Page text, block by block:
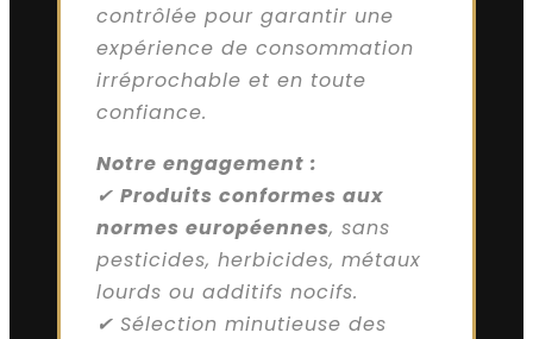
contrôlée pour garantir une
expérience de consommation
irréprochable et en toute
confiance.
Notre engagement :
✔ Produits conformes aux
normes européennes, sans
pesticides, herbicides, métaux
lourds ou additifs nocifs.
✔ Sélection minutieuse des